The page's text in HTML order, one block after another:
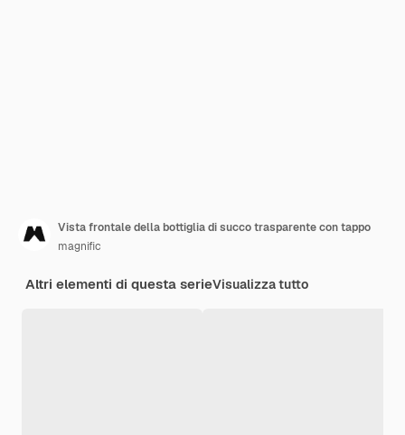
Vista frontale della bottiglia di succo trasparente con tappo
magnific
Altri elementi di questa serieVisualizza tutto